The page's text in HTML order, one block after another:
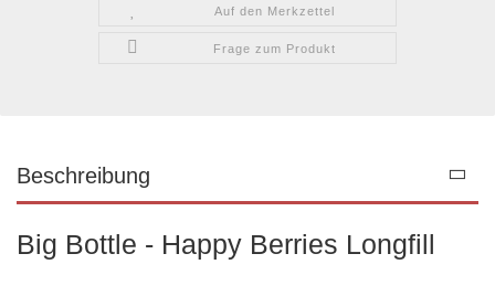
Auf den Merkzettel
Frage zum Produkt
Beschreibung
Big Bottle - Happy Berries Longfill